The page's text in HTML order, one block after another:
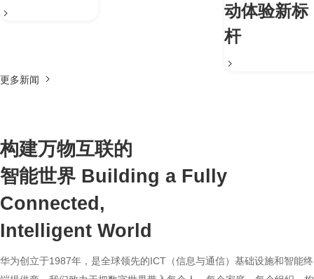
动体验新标
杆
更多新闻
构建万物互联的
智能世界 Building a Fully
Connected,
Intelligent World
华为创立于1987年，是全球领先的ICT（信息与通信）基础设施和智能终